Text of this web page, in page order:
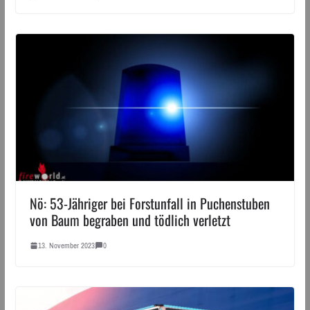
Nö: 53-Jähriger bei Forstunfall in Puchenstuben
von Baum begraben und tödlich verletzt
13. November 2023 0